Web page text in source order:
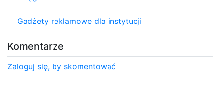
Gadżety reklamowe dla instytucji
Komentarze
Zaloguj się, by skomentować